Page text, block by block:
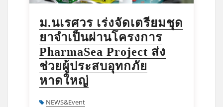
ม.นเรศวร เร่งจัดเตรียมชุด
ยาจำเป็นผ่านโครงการ
PharmaSea Project ส่ง
ช่วยผู้ประสบอุทกภัย
หาดใหญ่
NEWS&Event